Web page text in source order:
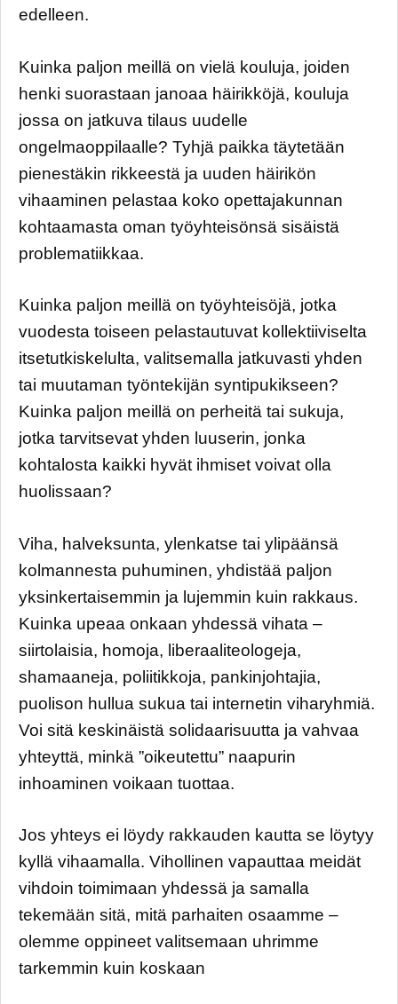
edelleen.
Kuinka paljon meillä on vielä kouluja, joiden
henki suorastaan janoaa häirikköjä, kouluja
jossa on jatkuva tilaus uudelle
ongelmaoppilaalle? Tyhjä paikka täytetään
pienestäkin rikkeestä ja uuden häirikön
vihaaminen pelastaa koko opettajakunnan
kohtaamasta oman työyhteisönsä sisäistä
problematiikkaa.
Kuinka paljon meillä on työyhteisöjä, jotka
vuodesta toiseen pelastautuvat kollektiiviselta
itsetutkiskelulta, valitsemalla jatkuvasti yhden
tai muutaman työntekijän syntipukikseen?
Kuinka paljon meillä on perheitä tai sukuja,
jotka tarvitsevat yhden luuserin, jonka
kohtalosta kaikki hyvät ihmiset voivat olla
huolissaan?
Viha, halveksunta, ylenkatse tai ylipäänsä
kolmannesta puhuminen, yhdistää paljon
yksinkertaisemmin ja lujemmin kuin rakkaus.
Kuinka upeaa onkaan yhdessä vihata –
siirtolaisia, homoja, liberaaliteologeja,
shamaaneja, poliitikkoja, pankinjohtajia,
puolison hullua sukua tai internetin viharyhmiä.
Voi sitä keskinäistä solidaarisuutta ja vahvaa
yhteyttä, minkä ”oikeutettu” naapurin
inhoaminen voikaan tuottaa.
Jos yhteys ei löydy rakkauden kautta se löytyy
kyllä vihaamalla. Vihollinen vapauttaa meidät
vihdoin toimimaan yhdessä ja samalla
tekemään sitä, mitä parhaiten osaamme –
olemme oppineet valitsemaan uhrimme
tarkemmin kuin koskaan